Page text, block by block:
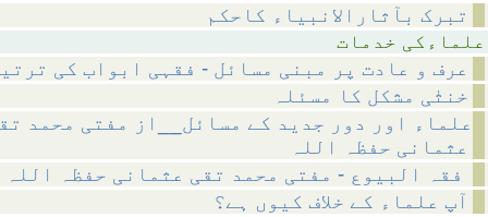
تبرک بآثارالانبیاء کاحکم
عرف و عادت پر مبنی مسائل - فقہی ابواب کی
خنثٰی مشکل کا مسئلہ
علماء اور دور جدید کے مسائل__از مفتی محمد
عثمانی حفظہ اللہ
آپ علماء کے خلاف کیوں ہے؟